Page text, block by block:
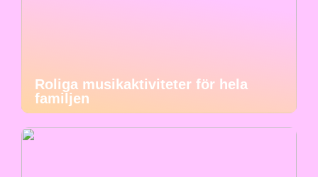
Roliga musikaktiviteter för hela
familjen